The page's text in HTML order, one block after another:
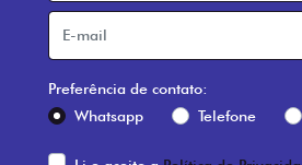
Preferência de contato:
Whatsapp
Telefone